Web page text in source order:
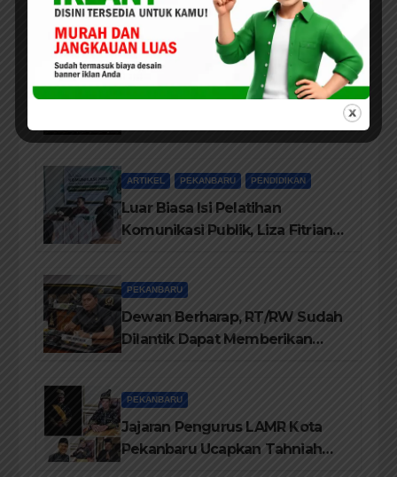
Bisa Membangun Komunikasi
Antara Eksekutif dan Legislatif
ARTIKEL POLITIK
Pandangan Pengamat Politik
Buku Dr. (Cand) Liza Fitriani S.
ARTIKEL PEKANBARU PENDIDIKAN
Luar Biasa Isi Pelatihan
Komunikasi Publik, Liza Fitriani
PEKANBARU
Dewan Berharap, RT/RW Sudah
Dilantik Dapat Memberikan
PEKANBARU
Jajaran Pengurus LAMR Kota
Pekanbaru Ucapkan Tahniah